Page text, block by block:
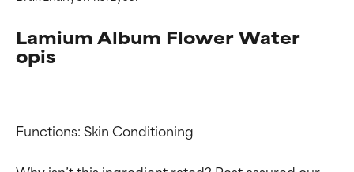
Lamium Album Flower Water
opis
Functions: Skin Conditioning